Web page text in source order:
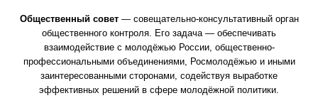
Общественный совет— совещательно-консультативный орган
общественного контроля. Его задача — обеспечивать
взаимодействие с молодёжью России, общественно-
профессиональными объединениями, Росмолодёжью и иными
заинтересованными сторонами, содействуя выработке
эффективных решений в сфере молодёжной политики.